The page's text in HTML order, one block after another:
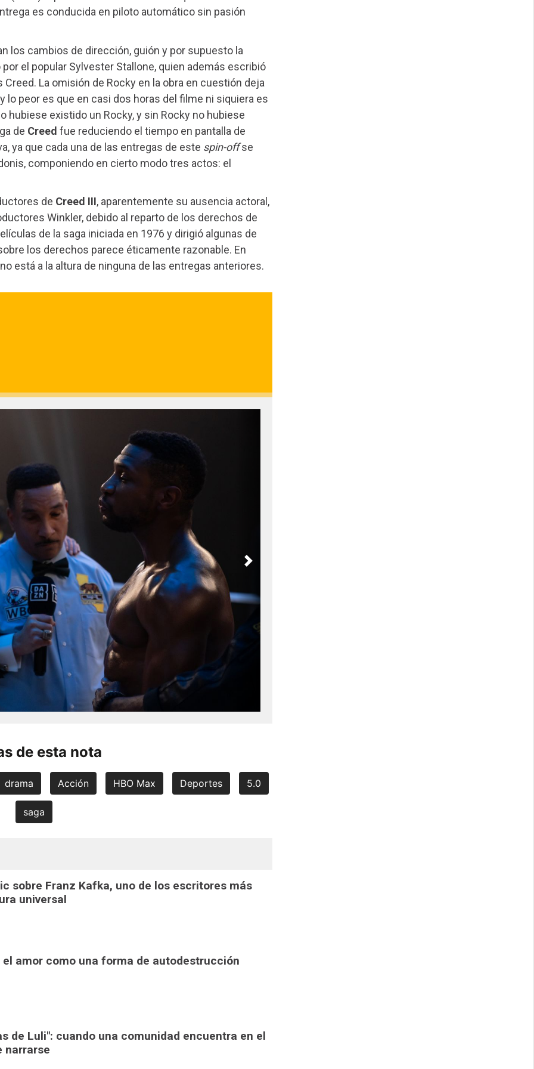
es conducida en piloto automático sin pasión
los cambios de dirección, guión y por supuesto la
el popular Sylvester Stallone, quien además escribió
La omisión de Rocky en la obra en cuestión deja
peor es que en casi dos horas del filme ni siquiera es
hubiese existido un Rocky, y sin Rocky no hubiese
de Creed fue reduciendo el tiempo en pantalla de
ya que cada una de las entregas de este spin-offse
componiendo en cierto modo tres actos: el
de Creed III, aparentemente su ausencia actoral,
Winkler, debido al reparto de los derechos de
de la saga iniciada en 1976 y dirigió algunas de
los derechos parece éticamente razonable. En
está a la altura de ninguna de las entregas anteriores.
Next
de esta nota
drama Acción HBO Max Deportes 5.0
saga
sobre Franz Kafka, uno de los escritores más
universal
amor como una forma de autodestrucción
de Luli": cuando una comunidad encuentra en el
narrarse